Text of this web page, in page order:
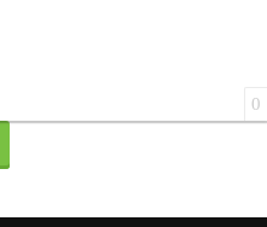
0